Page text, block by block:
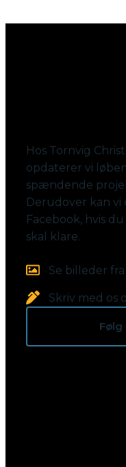
Hos Tornvig
opdaterer vi
spændende
Derudover kan vi
Facebook, hvis
skal klare.
Se billeder
Skriv med os
Følg